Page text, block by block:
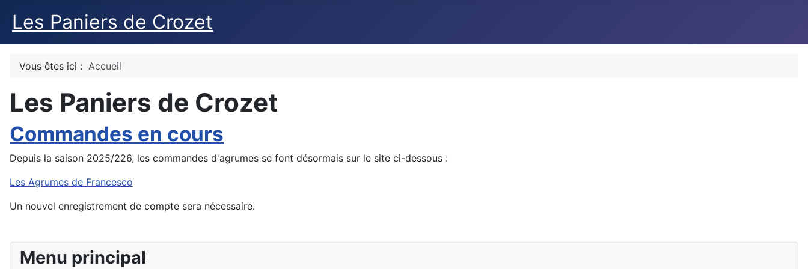
Les Paniers de Crozet
Vous êtes ici : Accueil
Les Paniers de Crozet
Commandes en cours
Depuis la saison 2025/226, les commandes d'agrumes se font désormais sur le site ci-dessous :
Les Agrumes de Francesco
Un nouvel enregistrement de compte sera nécessaire.
Menu principal